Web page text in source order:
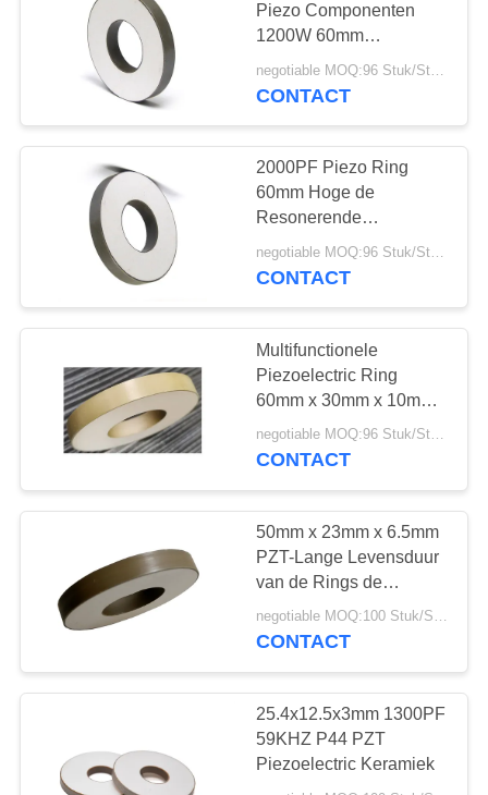
PRIVACY
POLICY
Piezo Componenten
1200W 60mm
Aangepaste Diverse
Grootte
CONTACT
2000PF Piezo Ring
60mm Hoge de
Resonerende
Frequentie Lange
Levensduur van 25Khz
negotiable MOQ:96 Stuk/Stukken
CONTACT
Multifunctionele
Piezoelectric Ring
60mm x 30mm x 10mm
Hoge Prestaties
negotiable MOQ:96 Stuk/Stukken
CONTACT
50mm x 23mm x 6.5mm
PZT-Lange Levensduur
van de Rings de
Multifunctionele Hoge
Betrouwbaarheid
negotiable MOQ:100 Stuk/Stukken
CONTACT
25.4x12.5x3mm 1300PF
59KHZ P44 PZT
Piezoelectric Keramiek